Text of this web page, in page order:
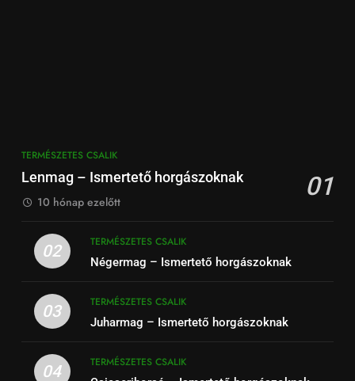
TERMÉSZETES CSALIK
Lenmag – Ismertető horgászoknak 01
10 hónap ezelőtt
02
TERMÉSZETES CSALIK
Négermag – Ismertető horgászoknak
03
TERMÉSZETES CSALIK
Juharmag – Ismertető horgászoknak
04
TERMÉSZETES CSALIK